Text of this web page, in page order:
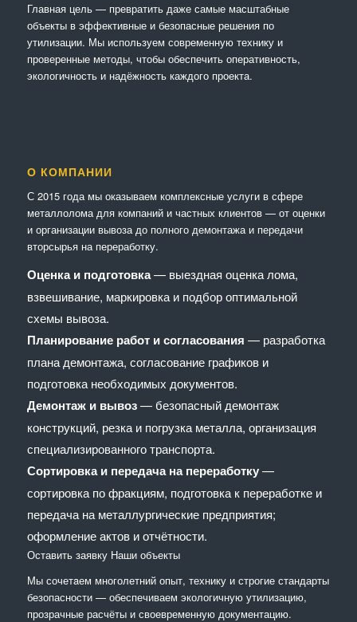
Главная цель — превратить даже самые масштабные
объекты в эффективные и безопасные решения по
утилизации. Мы используем современную технику и
проверенные методы, чтобы обеспечить оперативность,
экологичность и надёжность каждого проекта.
О КОМПАНИИ
С 2015 года мы оказываем комплексные услуги в сфере
металлолома для компаний и частных клиентов — от оценки
и организации вывоза до полного демонтажа и передачи
вторсырья на переработку.
Оценка и подготовка— выездная оценка лома,
взвешивание, маркировка и подбор оптимальной
схемы вывоза.
Планирование работ и согласования — разработка
плана демонтажа, согласование графиков и
подготовка необходимых документов.
Демонтаж и вывоз— безопасный демонтаж
конструкций, резка и погрузка металла, организация
специализированного транспорта.
Сортировка и передача на переработку—
сортировка по фракциям, подготовка к переработке и
передача на металлургические предприятия;
оформление актов и отчётности.
Оставить заявку Наши объекты
Мы сочетaем многолетний опыт, технику и строгие стандарты
безопасности — обеспечиваем экологичную утилизацию,
прозрачные расчёты и своевременную документацию.